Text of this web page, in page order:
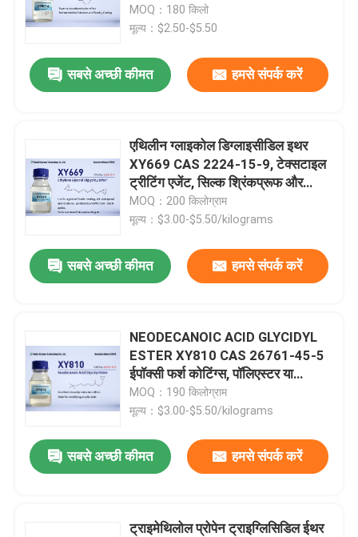
कार्यात्मक, उच्च शुद्धता कम क्लोरीन,
ब्यूटाइल 2,3-एपॉक्सीप्रोपाइल ईथर
MOQ：180 किलो
मूल्य：$2.50-$5.50
सबसे अच्छी कीमत हमसे संपर्क करें
एथिलीन ग्लाइकोल डिग्लाइसीडिल इथर
XY669 CAS 2224-15-9, टेक्सटाइल
ट्रीटिंग एजेंट, सिल्क श्रिंकप्रूफ और
रेसिस्टेंस एजेंट, परक्लोराइड और पीवीसी हीट
स्टेबिलाइजेशन एजेंट, एपॉक्सी एम्बेडिंग
MOQ：200 किलोग्राम
मूल्य：$3.00-$5.50/kilograms
सबसे अच्छी कीमत हमसे संपर्क करें
NEODECANOIC ACID GLYCIDYL
ESTER XY810 CAS 26761-45-5
ईपॉक्सी फर्श कोटिंग्स, पॉलिएस्टर या
एक्रिलिक राल में द्रव
MOQ：190 किलोग्राम
मूल्य：$3.00-$5.50/kilograms
सबसे अच्छी कीमत हमसे संपर्क करें
ट्राइमेथिलोल प्रोपेन ट्राइग्लिसिडिल ईथर